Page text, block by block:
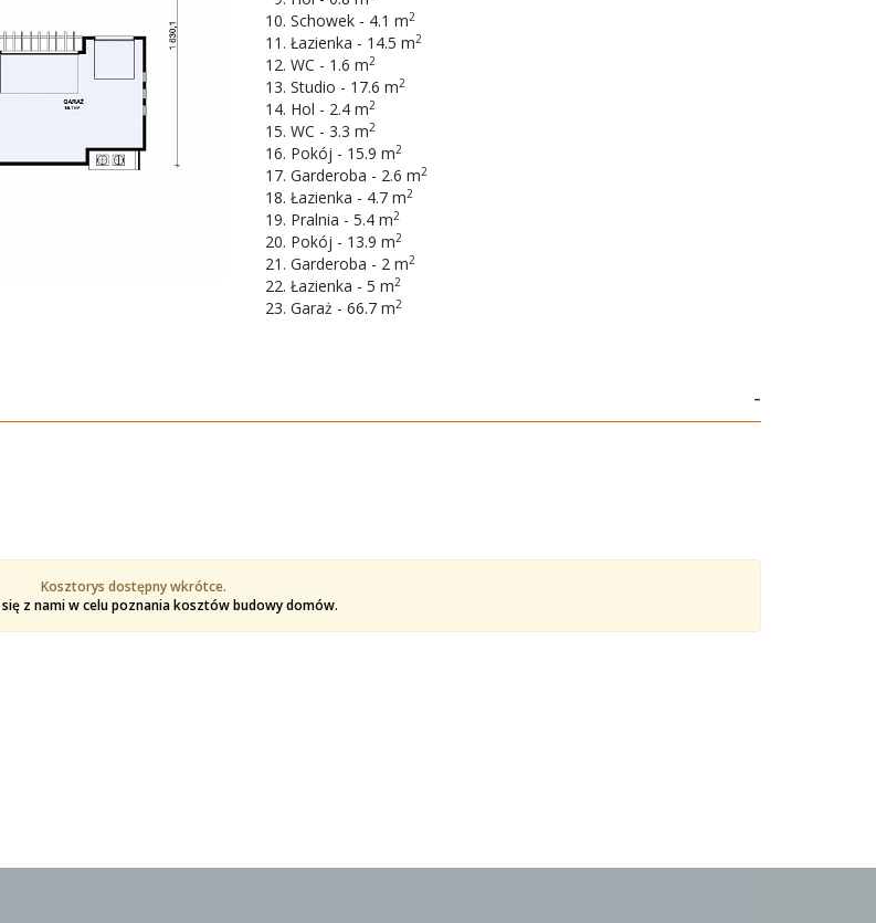
Schowek - 4.1 m2
Łazienka - 14.5 m2
WC - 1.6 m2
Studio - 17.6 m2
Hol - 2.4 m2
WC - 3.3 m2
Pokój - 15.9 m2
Garderoba - 2.6 m2
Łazienka - 4.7 m2
Pralnia - 5.4 m2
Pokój - 13.9 m2
Garderoba - 2 m2
Łazienka - 5 m2
Garaż - 66.7 m2
-
Kosztorys dostępny wkrótce.
z nami w celu poznania kosztów budowy domów.